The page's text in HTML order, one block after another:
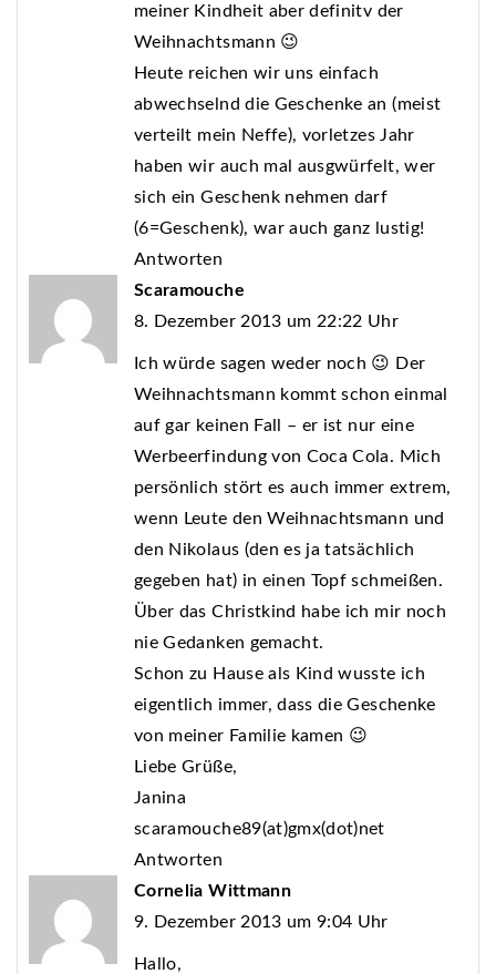
meiner Kindheit aber definitv der
Weihnachtsmann 😉
Heute reichen wir uns einfach
abwechselnd die Geschenke an (meist
verteilt mein Neffe), vorletzes Jahr
haben wir auch mal ausgwürfelt, wer
sich ein Geschenk nehmen darf
(6=Geschenk), war auch ganz lustig!
Antworten
Scaramouche
8. Dezember 2013 um 22:22 Uhr
Ich würde sagen weder noch 😉 Der
Weihnachtsmann kommt schon einmal
auf gar keinen Fall – er ist nur eine
Werbeerfindung von Coca Cola. Mich
persönlich stört es auch immer extrem,
wenn Leute den Weihnachtsmann und
den Nikolaus (den es ja tatsächlich
gegeben hat) in einen Topf schmeißen.
Über das Christkind habe ich mir noch
nie Gedanken gemacht.
Schon zu Hause als Kind wusste ich
eigentlich immer, dass die Geschenke
von meiner Familie kamen 😉
Liebe Grüße,
Janina
scaramouche89(at)gmx(dot)net
Antworten
Cornelia Wittmann
9. Dezember 2013 um 9:04 Uhr
Hallo,